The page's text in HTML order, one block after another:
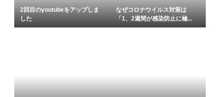
2回目のyoutubeをアップしま
した
なぜコロナウイルス対策は
「1、2週間が感染防止に極...